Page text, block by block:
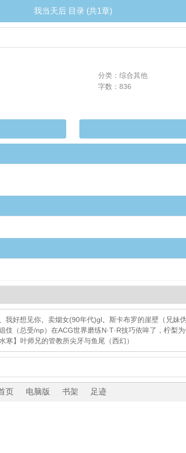
我当天后 目录 (共1章)
分类：综合其他
字数：836
我好想见你 卖烟女(90年代)gl 斯卡布罗的崖壁（兄妹伪
伎（总受/np） 在ACG世界磨练N·T·R技巧依哞了，柠梨
水寒】叶师兄的管教所尖牙与鱼尾（西幻）
页 电脑版 书架 足迹